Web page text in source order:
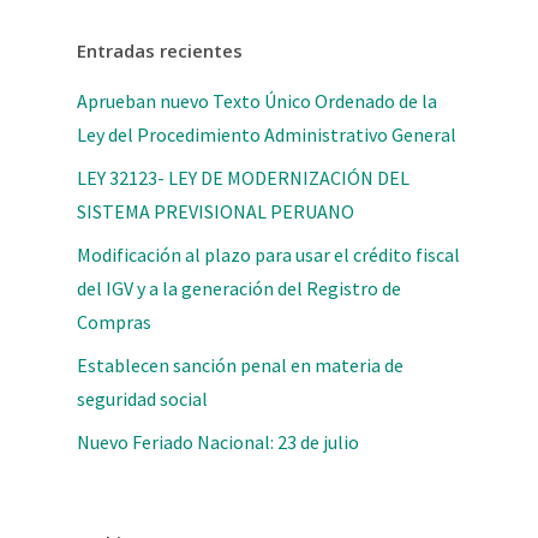
Entradas recientes
Aprueban nuevo Texto Único Ordenado de la
Ley del Procedimiento Administrativo General
LEY 32123- LEY DE MODERNIZACIÓN DEL
SISTEMA PREVISIONAL PERUANO
Modificación al plazo para usar el crédito fiscal
del IGV y a la generación del Registro de
Compras
Establecen sanción penal en materia de
seguridad social
Nuevo Feriado Nacional: 23 de julio